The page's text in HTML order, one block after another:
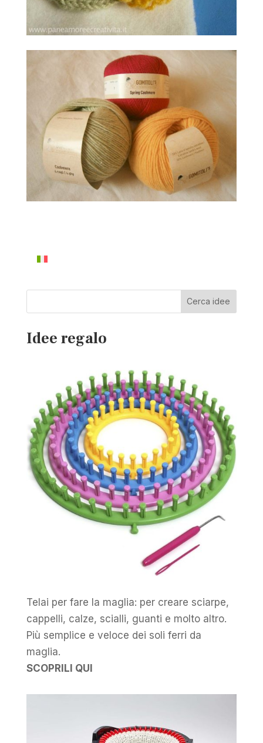
Cerca idee
Idee regalo
Telai per fare la maglia: per creare sciarpe,
cappelli, calze, scialli, guanti e molto altro.
Più semplice e veloce dei soli ferri da
maglia.
SCOPRILI QUI